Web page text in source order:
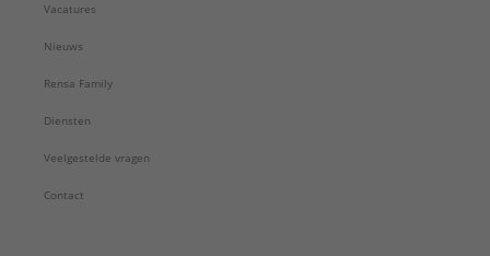
Vacatures
Nieuws
Rensa Family
Diensten
Veelgestelde vragen
Contact